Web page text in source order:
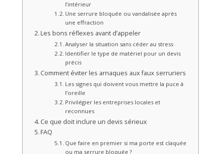
l’intérieur
Une serrure bloquée ou vandalisée après
une effraction
Les bons réflexes avant d’appeler
Analyser la situation sans céder au stress
Identifier le type de matériel pour un devis
précis
Comment éviter les arnaques aux faux serruriers
Les signes qui doivent vous mettre la puce à
l’oreille
Privilégier les entreprises locales et
reconnues
Ce que doit inclure un devis sérieux
FAQ
Que faire en premier si ma porte est claquée
ou ma serrure bloquée ?